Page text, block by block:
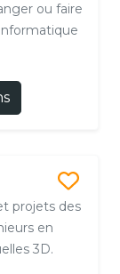
ou faire
projets des
en
3D.